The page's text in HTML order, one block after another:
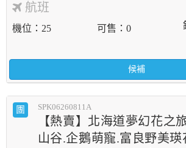
航班
機位 25 可售 0
候補
團 SPK06260811A
【熱賣】北海道夢幻花之
山谷.企鵝萌寵.富良野美瑛